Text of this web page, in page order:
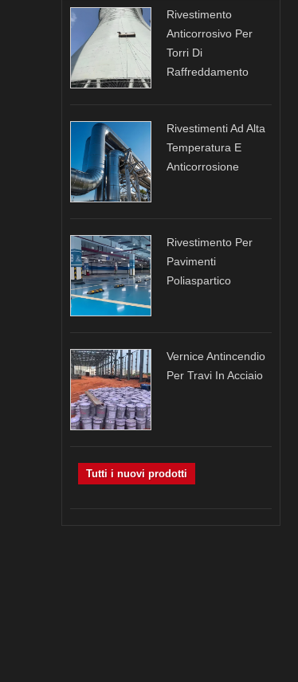
Rivestimento
Anticorrosivo Per
Torri Di
Raffreddamento
Rivestimenti Ad Alta
Temperatura E
Anticorrosione
Rivestimento Per
Pavimenti
Poliaspartico
Vernice Antincendio
Per Travi In ​​acciaio
Tutti i nuovi prodotti